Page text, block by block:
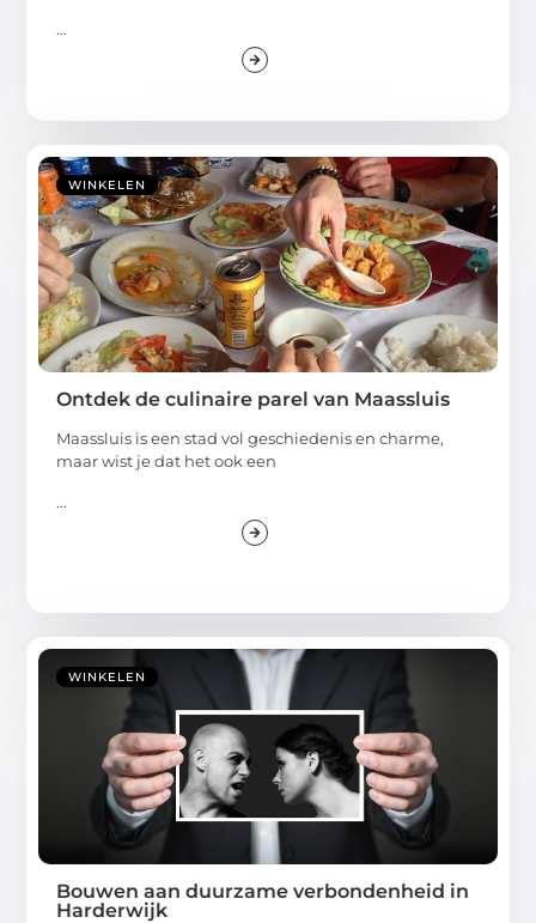
...
WINKELEN
Ontdek de culinaire parel van Maassluis
Maassluis is een stad vol geschiedenis en charme,
maar wist je dat het ook een
...
WINKELEN
Bouwen aan duurzame verbondenheid in
Harderwijk